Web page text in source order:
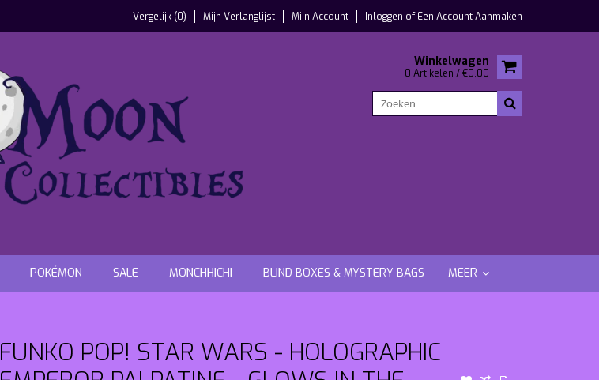
Vergelijk (0) Mijn Verlanglijst Mijn Account Inloggen ofEen Account Aanmaken
Winkelwagen
0 Artikelen / €0,00
- POKÉMON - SALE - MONCHHICHI - BLIND BOXES & MYSTERY BAGS MEER
FUNKO POP! STAR WARS - HOLOGRAPHIC